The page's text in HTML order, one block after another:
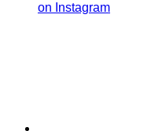
on Instagram